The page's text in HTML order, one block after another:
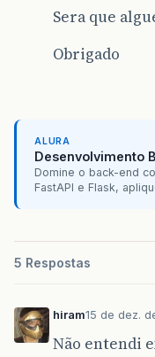
Sera que
Obrigado
ALURA
Desenvolvimento
Domine o back-end
FastAPI e Flask,
5 Respostas
hiram15 de dez.
Não entendi